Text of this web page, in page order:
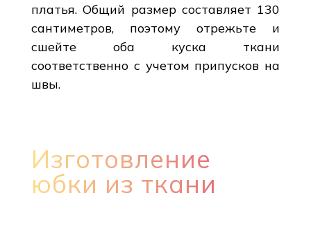
платья. Общий размер составляет 130
сантиметров, поэтому отрежьте и
сшейте оба куска ткани
соответственно с учетом припусков на
швы.
Изготовление
юбки из ткани